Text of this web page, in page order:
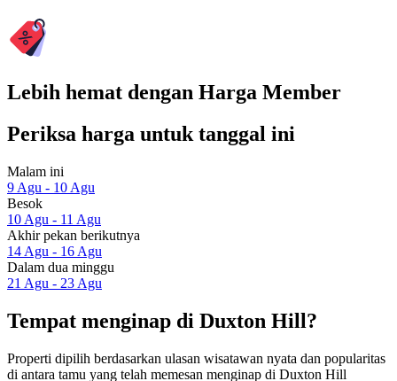
Lebih hemat dengan Harga Member
Periksa harga untuk tanggal ini
Malam ini
9 Agu - 10 Agu
Besok
10 Agu - 11 Agu
Akhir pekan berikutnya
14 Agu - 16 Agu
Dalam dua minggu
21 Agu - 23 Agu
Tempat menginap di Duxton Hill?
Properti dipilih berdasarkan ulasan wisatawan nyata dan popularitas
di antara tamu yang telah memesan menginap di Duxton Hill